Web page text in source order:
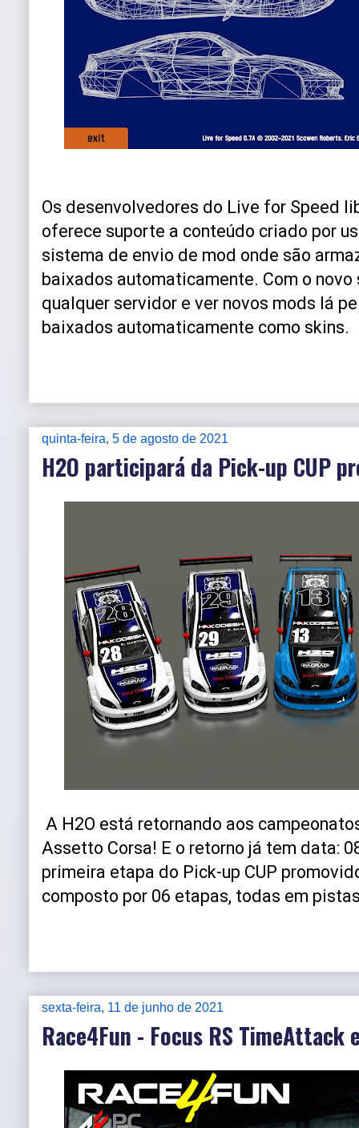
Os desenvolvedores do Live for Speed
oferece suporte a conteúdo criado por
sistema de envio de mod onde são
baixados automaticamente. Com o
qualquer servidor e ver novos mods lá
baixados automaticamente como skins.
quinta-feira, 5 de agosto de 2021
H2O participará da Pick-up CUP
A H2O está retornando aos
Assetto Corsa! E o retorno já tem data:
primeira etapa do Pick-up CUP
composto por 06 etapas, todas em
sexta-feira, 11 de junho de 2021
Race4Fun - Focus RS TimeAttack